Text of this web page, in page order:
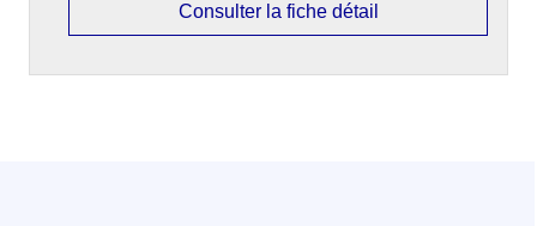
Consulter la fiche détail